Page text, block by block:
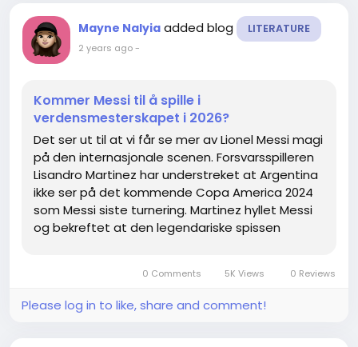
Mayne Nalyia added blog LITERATURE
2 years ago-
Kommer Messi til å spille i
verdensmesterskapet i 2026?
Det ser ut til at vi får se mer av Lionel Messi magi
på den internasjonale scenen. Forsvarsspilleren
Lisandro Martinez har understreket at Argentina
ikke ser på det kommende Copa America 2024
som Messi siste turnering. Martinez hyllet Messi
og bekreftet at den legendariske spissen
0 Comments 5K Views 0 Reviews
Please log in to like, share and comment!